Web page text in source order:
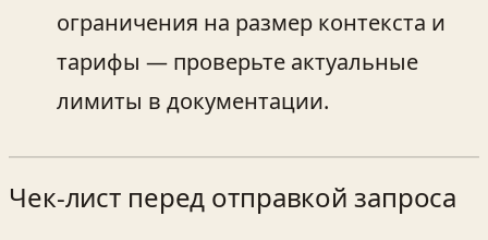
ограничения на размер контекста и
тарифы — проверьте актуальные
лимиты в документации.
Чек‑лист перед отправкой запроса